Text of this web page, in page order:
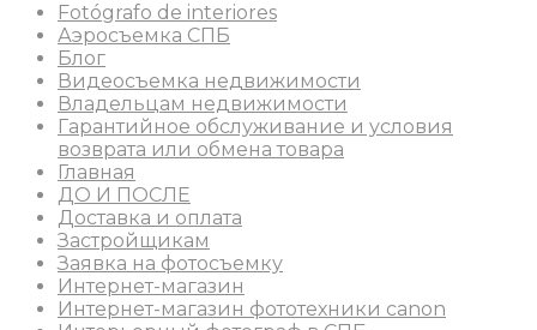
Fotógrafo de interiores
Аэросъемка СПБ
Блог
Видеосъемка недвижимости
Владельцам недвижимости
Гарантийное обслуживание и условия
возврата или обмена товара
Главная
ДО И ПОСЛЕ
Доставка и оплата
Застройщикам
Заявка на фотосъемку
Интернет-магазин
Интернет-магазин фототехники canon